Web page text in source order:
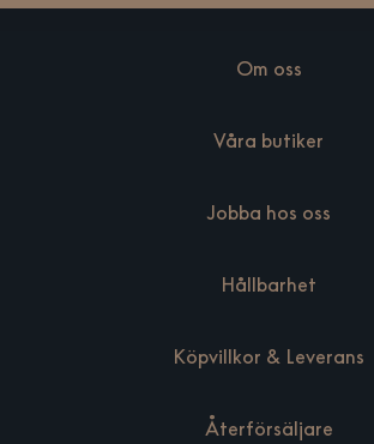
Om oss
Våra butiker
Jobba hos oss
Hållbarhet
Köpvillkor & Leverans
Återförsäljare